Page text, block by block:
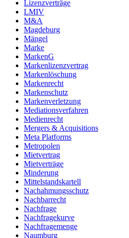
Lizenzverträge
LMIV
M&A
Magdeburg
Mängel
Marke
MarkenG
Markenlizenzvertrag
Markenlöschung
Markenrecht
Markenschutz
Markenverletzung
Mediationsverfahren
Medienrecht
Mergers & Acquisitions
Meta Platforms
Metropolen
Mietvertrag
Mietverträge
Minderung
Mittelstandskartell
Nachahmungsschutz
Nachbarrecht
Nachfrage
Nachfragekurve
Nachfragemenge
Naumburg